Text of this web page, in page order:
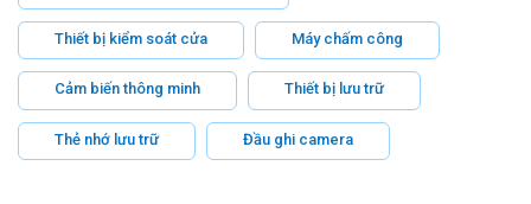
Thiết bị kiểm soát cửa Máy chấm công
Cảm biến thông minh Thiết bị lưu trữ
Thẻ nhớ lưu trữ Đầu ghi camera